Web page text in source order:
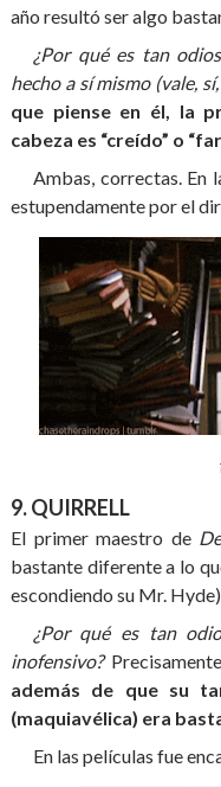
año resultó ser algo
¿Por qué es tan
hecho a sí mismo (vale,
que piense en él, la
cabeza es “creído” o
Ambas, correctas. En
estupendamente por el
¡
9. QUIRRELL
El primer maestro de
bastante diferente a lo
escondiendo su Mr.
¿Por qué es tan
inofensivo?
además de que su
(maquiavélica) era
En las películas fue